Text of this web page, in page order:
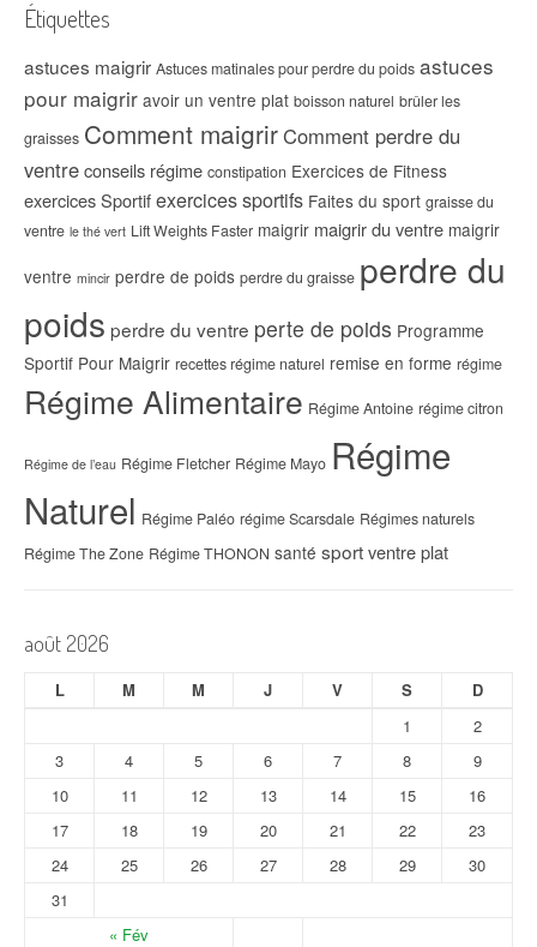
Étiquettes
astuces maigrir Astuces matinales pour perdre du poids astuces
pour maigrir avoir un ventre plat boisson naturel brûler les
graisses Comment maigrirComment perdre du
ventreconseils régime constipation Exercices de Fitness
exercices Sportifexercices sportifs Faites du sport graisse du
ventre le thé vert Lift Weights Faster maigrir maigrir du ventre maigrir
ventre mincir perdre de poids perdre du graisse perdre du
poids perdre du ventre perte de poids Programme
Sportif Pour Maigrir recettes régime naturel remise en forme régime
Régime Alimentaire Régime Antoine régime citron
Régime de l’eau Régime Fletcher Régime Mayo Régime
Naturel Régime Paléo régime Scarsdale Régimes naturels
Régime The Zone Régime THONON santé sportventre plat
août 2026
L M M J V S D
« Fév
1
2
3
4 5 6 7 8
9
10
11 12 13 14 15
16
17
18 19 20 21 22
23
24
25 26 27 28 29
30
31